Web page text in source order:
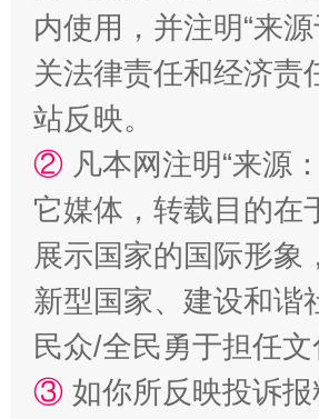
站台名比不上好声名
漫山遍野的桃花与雪山、麦地、白藏房
内使用，并注明“来
关法律责任和经济责
站反映。
② 凡本网注明“来源
它媒体，转载目的在
展示国家的国际形象
新型国家、建设和谐
民众/全民勇于担任
③ 如你所反映投诉